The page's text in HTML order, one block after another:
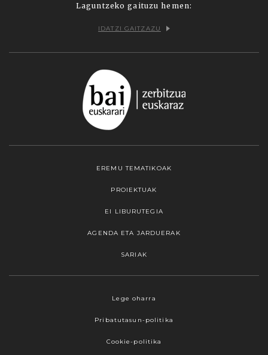
Laguntzeko gaituzu hemen:
IDATZI GAITZAZU
EREMU TEMATIKOAK
PROIEKTUAK
EI LIBURUTEGIA
AGENDA ETA JARDUERAK
SARIAK
Lege oharra
Pribatutasun-politika
Cookie-politika
Webgune honek cookieak erabiltzen ditu,
nabigatzeko nahiago duzun cookie aukera.
Guztiz desaktibatzea ere hauta dezakezu.